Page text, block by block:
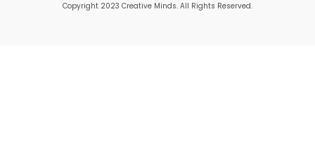
Copyright 2023 Creative Minds. All Rights Reserved.